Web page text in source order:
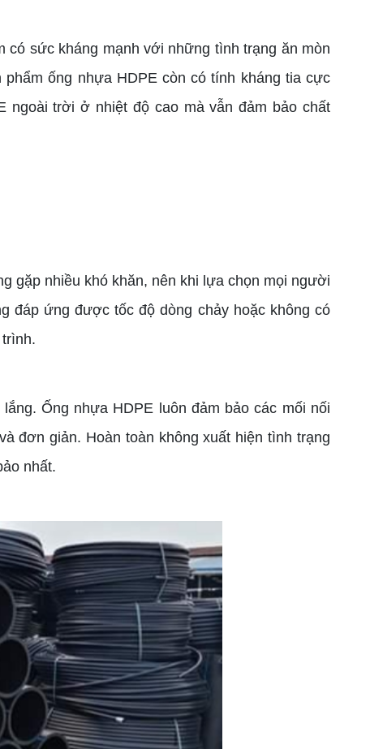
sức kháng mạnh với những tình trạng ăn mòn
ống nhựa HDPE còn có tính kháng tia cực
ngoài trời ở nhiệt độ cao mà vẫn đảm bảo chất
gặp nhiều khó khăn, nên khi lựa chọn mọi người
đáp ứng được tốc độ dòng chảy hoặc không có
Ống nhựa HDPE luôn đảm bảo các mối nối
đơn giản. Hoàn toàn không xuất hiện tình trạng
nhất.